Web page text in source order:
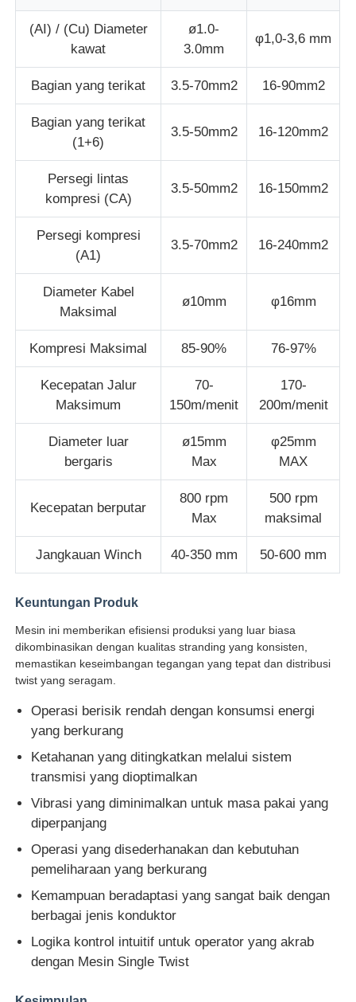
garis ekstrusi kawat
mesin kawat terdampar
Mesin Twist Stranding Ganda
Mesin Lapis Baja
Mesin Pembungkus
Mesin Putar Tunggal
mesin pengkabelan
Mesin Pemutar Pasangan
mesin peletakan kawat
mesin tarik
Mesin pengemasan kabel
mesin penggulung kabel
(AI) / (Cu) Diameter
kawat
ø1.0-
3.0mm
φ1,0-3,6 mm
Bagian yang terikat 3.5-70mm2 16-90mm2
Bagian yang terikat
(1+6)
3.5-50mm2 16-120mm2
Persegi lintas
kompresi (CA)
3.5-50mm2 16-150mm2
Persegi kompresi
(A1)
3.5-70mm2 16-240mm2
Diameter Kabel
Maksimal
ø10mm φ16mm
Kompresi Maksimal 85-90% 76-97%
Kecepatan Jalur
Maksimum
70-
150m/menit
170-
200m/menit
Diameter luar
bergaris
ø15mm
Max
φ25mm
MAX
Kecepatan berputar
800 rpm
Max
500 rpm
maksimal
Jangkauan Winch 40-350 mm 50-600 mm
Keuntungan Produk
Mesin ini memberikan efisiensi produksi yang luar biasa
dikombinasikan dengan kualitas stranding yang konsisten,
memastikan keseimbangan tegangan yang tepat dan distribusi
twist yang seragam.
Operasi berisik rendah dengan konsumsi energi
yang berkurang
Ketahanan yang ditingkatkan melalui sistem
transmisi yang dioptimalkan
Vibrasi yang diminimalkan untuk masa pakai yang
diperpanjang
Operasi yang disederhanakan dan kebutuhan
pemeliharaan yang berkurang
Kemampuan beradaptasi yang sangat baik dengan
berbagai jenis konduktor
Logika kontrol intuitif untuk operator yang akrab
dengan Mesin Single Twist